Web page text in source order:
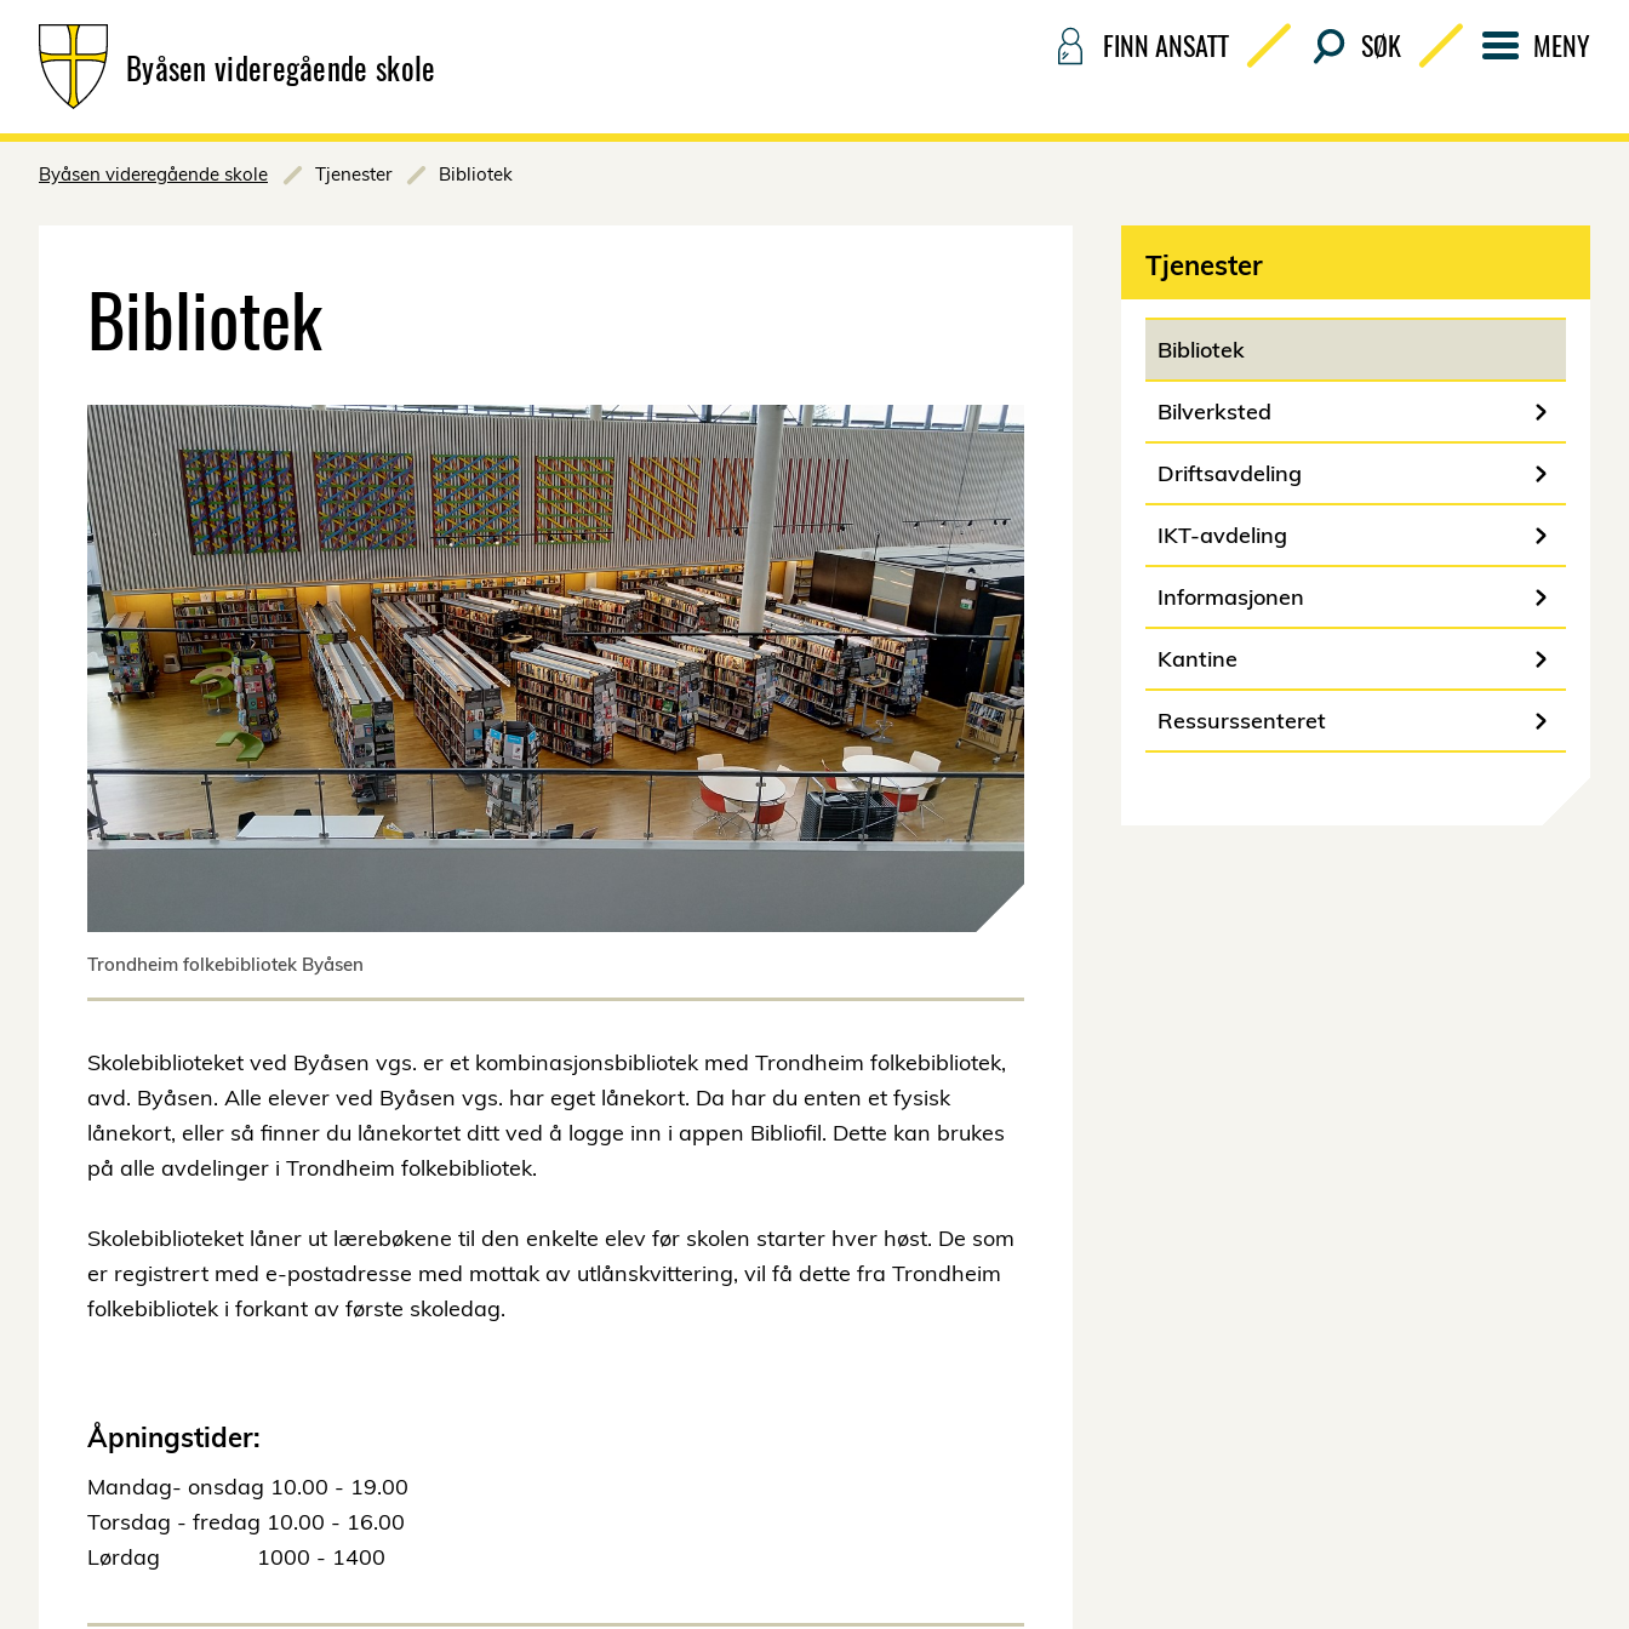
Byåsen videregående skole FINN ANSATT SØK MENY
Byåsen videregående skole Tjenester Bibliotek
Bibliotek
Trondheim folkebibliotek Byåsen
Skolebiblioteket ved Byåsen vgs. er et kombinasjonsbibliotek med Trondheim folkebibliotek,
avd. Byåsen. Alle elever ved Byåsen vgs. har eget lånekort. Da har du enten et fysisk
lånekort, eller så finner du lånekortet ditt ved å logge inn i appen Bibliofil. Dette kan brukes
på alle avdelinger i Trondheim folkebibliotek.
Skolebiblioteket låner ut lærebøkene til den enkelte elev før skolen starter hver høst. De som
er registrert med e-postadresse med mottak av utlånskvittering, vil få dette fra Trondheim
folkebibliotek i forkant av første skoledag.
Åpningstider:
Mandag- onsdag 10.00 - 19.00
Torsdag - fredag 10.00 - 16.00
Lørdag 1000 - 1400
Tjenester
Bibliotek
Bilverksted
Driftsavdeling
IKT-avdeling
Informasjonen
Kantine
Ressurssenteret